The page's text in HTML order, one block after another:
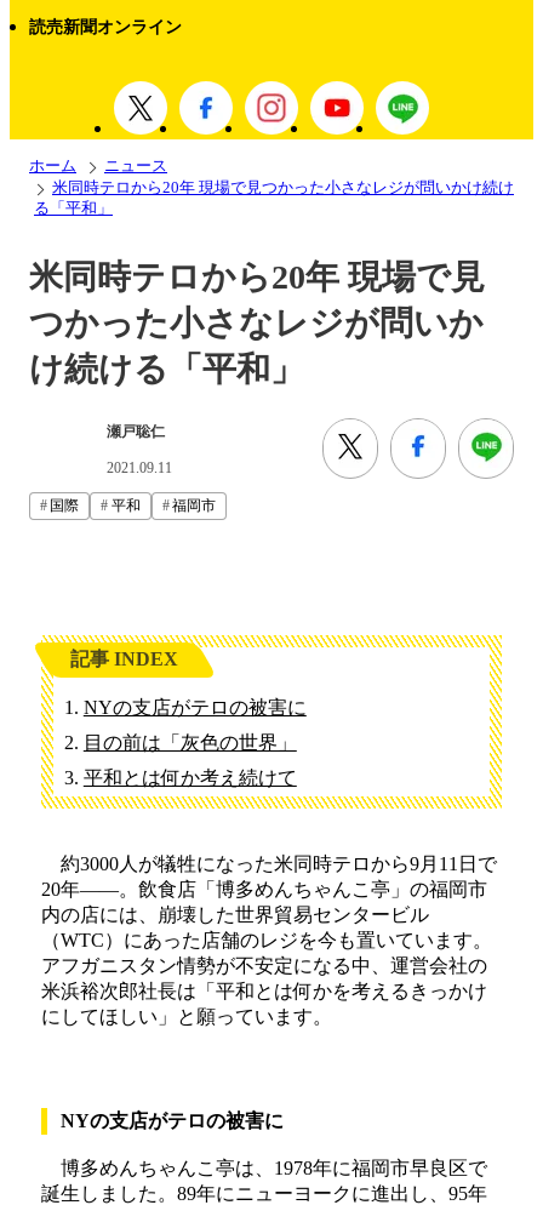
読売新聞オンライン
ホーム
ニュース
米同時テロから20年 現場で見つかった小さなレジが問いかけ続け
る「平和」
米同時テロから20年 現場で見
つかった小さなレジが問いか
け続ける「平和」
瀬戸聡仁
2021.09.11
国際 平和 福岡市
記事 INDEX
NYの支店がテロの被害に
目の前は「灰色の世界」
平和とは何か考え続けて
約3000人が犠牲になった米同時テロから9月11日で
20年――。飲食店「博多めんちゃんこ亭」の福岡市
内の店には、崩壊した世界貿易センタービル
（WTC）にあった店舗のレジを今も置いています。
アフガニスタン情勢が不安定になる中、運営会社の
米浜裕次郎社長は「平和とは何かを考えるきっかけ
にしてほしい」と願っています。
NYの支店がテロの被害に
博多めんちゃんこ亭は、1978年に福岡市早良区で
誕生しました。89年にニューヨークに進出し、95年